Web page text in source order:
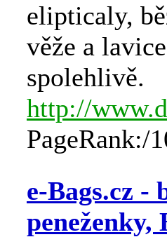
elipticaly,
věže a
spolehlivě.
http://
PageRank:/
e-Bags.cz -
peneženky,